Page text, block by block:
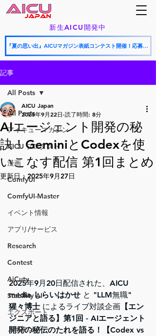
新生AICU開発中
『夏の思い出』AICUマガジン表紙コンテスト開催！応募期間：2026年8月9日〜8月24日（9月号表紙候補）
記事
All Posts
アイキューマガジン
AICU プロダクト
漫画
ComfyUI
ComfyUI-Master
イベント情報
アプリ/サービス
Research
Contest
AiCuty
Stability AI
エクスポート
メイキング
All Posts
AIエージェント開発の秘
訣！GeminiとCodexを使
いこなす配信 第1回まとめ
AICU Japan
2025年9月22日 読了時間: 8分
更新日： 2025年9月27日
2025年9月20日配信された、AICU
media しらいはかせ と "LLM無職"
猩々博士 によるライブ対談企画 【エン
ジニアと語る】第1回 - AIエージェント
開発の秘伝のたれを語る！【Codex vs